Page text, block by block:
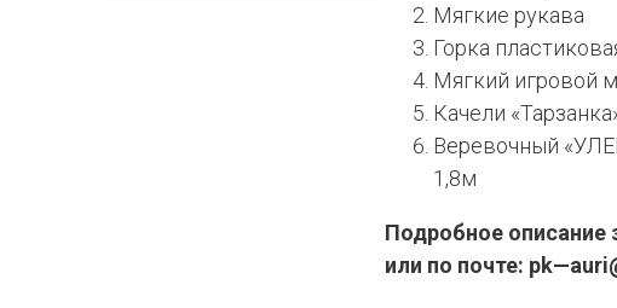
Мягкие рукава
Горка
Мягкий игровой
Качели
Веревочный
1,8м
Подробное описание
или по почте: